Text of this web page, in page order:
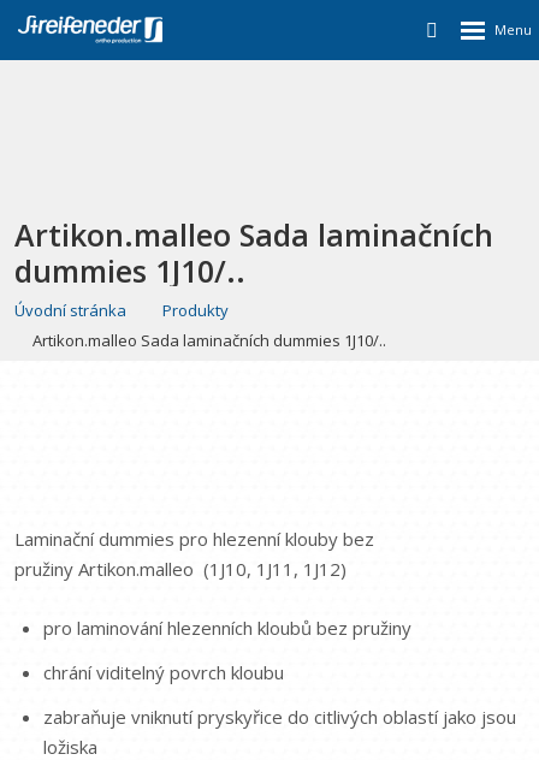
Artikon.malleo Sada laminačních
dummies 1J10/..
Úvodní stránka
Produkty
Artikon.malleo Sada laminačních dummies 1J10/..
Laminační dummies pro hlezenní klouby bez
pružiny Artikon.malleo (1J10, 1J11, 1J12)
pro laminování hlezenních kloubů bez pružiny
chrání viditelný povrch kloubu
zabraňuje vniknutí pryskyřice do citlivých oblastí jako jsou
ložiska